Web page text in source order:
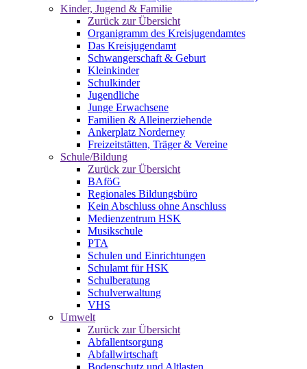
Kinder, Jugend & Familie
Zurück zur Übersicht
Organigramm des Kreisjugendamtes
Das Kreisjugendamt
Schwangerschaft & Geburt
Kleinkinder
Schulkinder
Jugendliche
Junge Erwachsene
Familien & Alleinerziehende
Ankerplatz Norderney
Freizeitstätten, Träger & Vereine
Schule/Bildung
Zurück zur Übersicht
BAföG
Regionales Bildungsbüro
Kein Abschluss ohne Anschluss
Medienzentrum HSK
Musikschule
PTA
Schulen und Einrichtungen
Schulamt für HSK
Schulberatung
Schulverwaltung
VHS
Umwelt
Zurück zur Übersicht
Abfallentsorgung
Abfallwirtschaft
Bodenschutz und Altlasten